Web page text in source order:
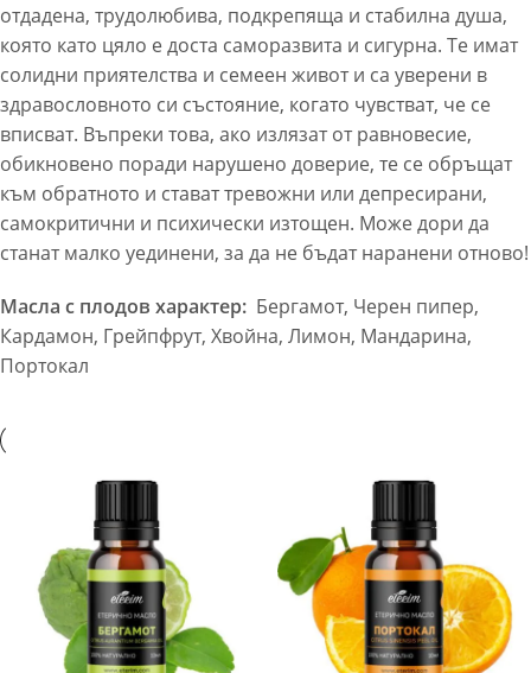
отдадена, трудолюбива, подкрепяща и стабилна душа,
която като цяло е доста саморазвита и сигурна. Те имат
солидни приятелства и семеен живот и са уверени в
здравословното си състояние, когато чувстват, че се
вписват. Въпреки това, ако излязат от равновесие,
обикновено поради нарушено доверие, те се обръщат
към обратното и стават тревожни или депресирани,
самокритични и психически изтощен. Може дори да
станат малко уединени, за да не бъдат наранени отново!
Масла с плодов характер: Бергамот, Черен пипер,
Кардамон, Грейпфрут, Хвойна, Лимон, Мандарина,
Портокал